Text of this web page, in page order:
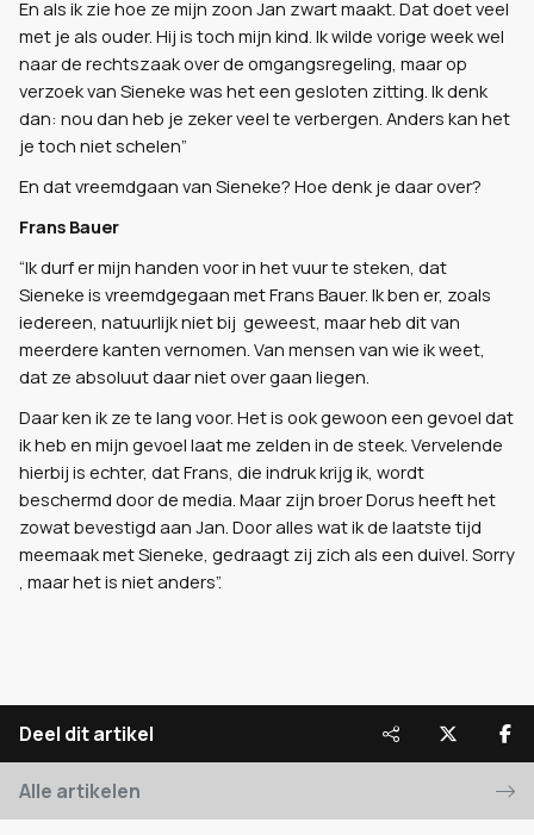
En als ik zie hoe ze mijn zoon Jan zwart maakt. Dat doet veel
met je als ouder. Hij is toch mijn kind. Ik wilde vorige week wel
naar de rechtszaak over de omgangsregeling, maar op
verzoek van Sieneke was het een gesloten zitting. Ik denk
dan: nou dan heb je zeker veel te verbergen. Anders kan het
je toch niet schelen”
En dat vreemdgaan van Sieneke? Hoe denk je daar over?
Frans Bauer
“Ik durf er mijn handen voor in het vuur te steken, dat
Sieneke is vreemdgegaan met Frans Bauer. Ik ben er, zoals
iedereen, natuurlijk niet bij geweest, maar heb dit van
meerdere kanten vernomen. Van mensen van wie ik weet,
dat ze absoluut daar niet over gaan liegen.
Daar ken ik ze te lang voor. Het is ook gewoon een gevoel dat
ik heb en mijn gevoel laat me zelden in de steek. Vervelende
hierbij is echter, dat Frans, die indruk krijg ik, wordt
beschermd door de media. Maar zijn broer Dorus heeft het
zowat bevestigd aan Jan. Door alles wat ik de laatste tijd
meemaak met Sieneke, gedraagt zij zich als een duivel. Sorry
, maar het is niet anders”.
Deel dit artikel
Alle artikelen